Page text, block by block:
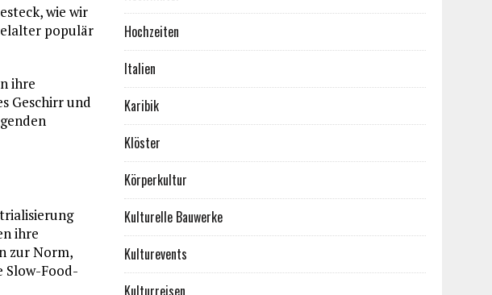
wie wir
populär
ihre
Geschirr und
ihre
zur Norm,
Slow-Food-
Hochzeiten
Italien
Karibik
Klöster
Körperkultur
Kulturelle Bauwerke
Kulturevents
Kulturreisen